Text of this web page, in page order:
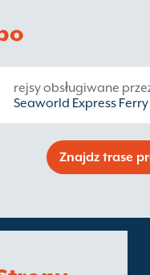
rejsy obsługiwane
Seaworld Express Ferry
Znajdz trase